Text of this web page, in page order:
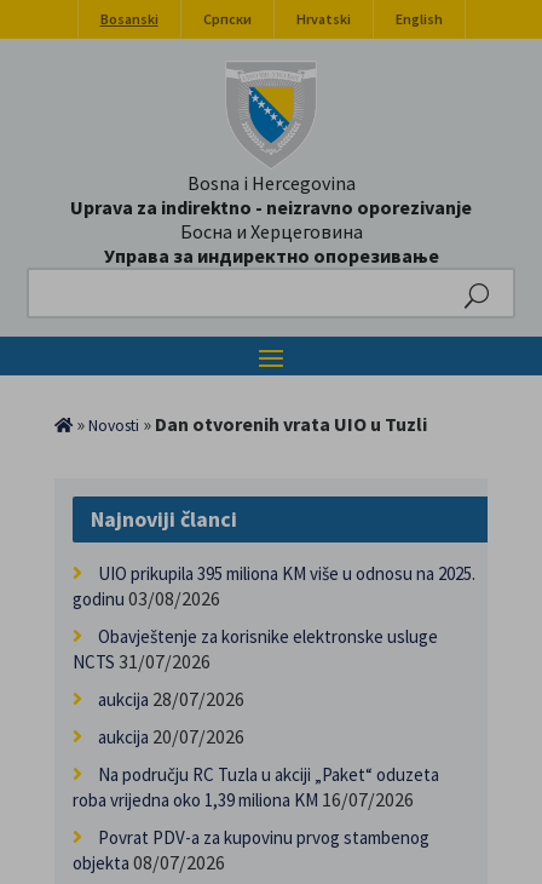
Bosanski Српски Hrvatski English
Bosna i Hercegovina
Uprava za indirektno - neizravno oporezivanje
Босна и Херцеговина
Управа за индиректно опорезивање
»Novosti » Dan otvorenih vrata UIO u Tuzli
Najnoviji članci
UIO prikupila 395 miliona KM više u odnosu na 2025.
godinu 03/08/2026
Obavještenje za korisnike elektronske usluge
NCTS 31/07/2026
aukcija 28/07/2026
aukcija 20/07/2026
Na području RC Tuzla u akciji „Paket“ oduzeta
roba vrijedna oko 1,39 miliona KM 16/07/2026
Povrat PDV-a za kupovinu prvog stambenog
objekta 08/07/2026